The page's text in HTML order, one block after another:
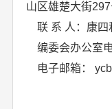
山区雄楚大街297
联 系 人：康四
编委会办公室
电子邮箱：
湖北